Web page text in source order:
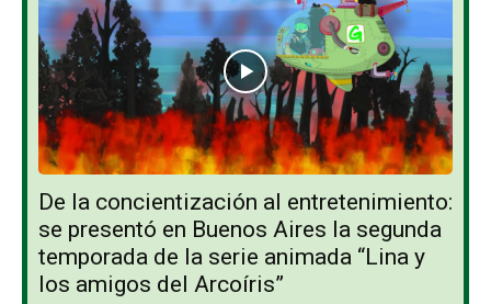
De la concientización al entretenimiento:
se presentó en Buenos Aires la segunda
temporada de la serie animada “Lina y
los amigos del Arcoíris”